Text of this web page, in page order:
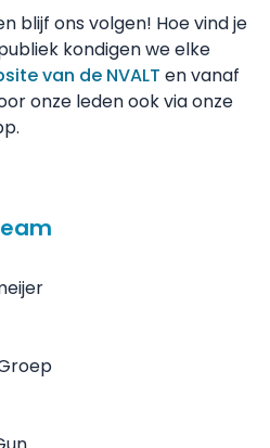
blijf ons volgen! Hoe vind je
kondigen we elke
van de NVALT en vanaf
onze leden ook via onze